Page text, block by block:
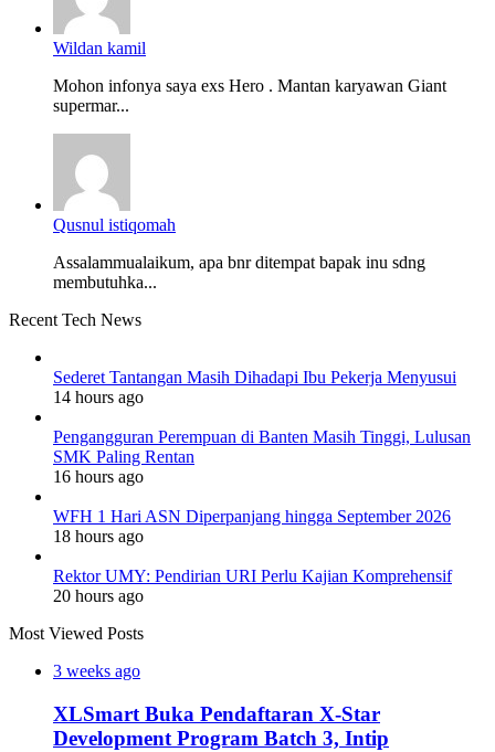
Wildan kamil
Mohon infonya saya exs Hero . Mantan karyawan Giant
supermar...
Qusnul istiqomah
Assalammualaikum, apa bnr ditempat bapak inu sdng
membutuhka...
Recent Tech News
Sederet Tantangan Masih Dihadapi Ibu Pekerja Menyusui
14 hours ago
Pengangguran Perempuan di Banten Masih Tinggi, Lulusan
SMK Paling Rentan
16 hours ago
WFH 1 Hari ASN Diperpanjang hingga September 2026
18 hours ago
Rektor UMY: Pendirian URI Perlu Kajian Komprehensif
20 hours ago
Most Viewed Posts
3 weeks ago
XLSmart Buka Pendaftaran X-Star
Development Program Batch 3, Intip